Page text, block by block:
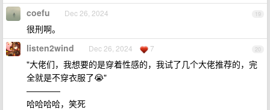
19
coefu Dec 26, 2024
很刑啊。
20
listen2wind Dec 26, 2024 7
"大佬们，我想要的是穿着性感的，我试了几个大佬推荐的，完
全就是不穿衣服了😭"
————
哈哈哈哈，笑死